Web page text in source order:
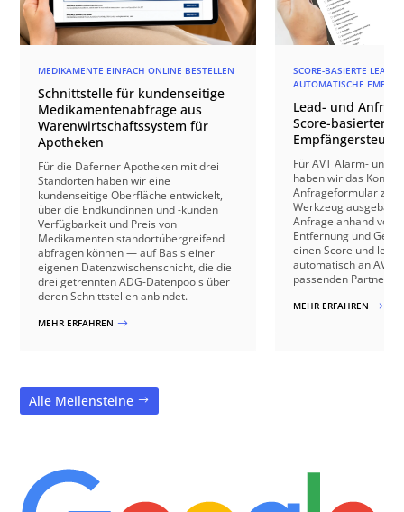
MEDIKAMENTE EINFACH ONLINE BESTELLEN
Schnittstelle für kundenseitige
Medikamentenabfrage aus
Warenwirtschaftssystem für
Apotheken
Für die Daferner Apotheken mit drei
Standorten haben wir eine
kundenseitige Oberfläche entwickelt,
über die Endkundinnen und -kunden
Verfügbarkeit und Preis von
Medikamenten standortübergreifend
abfragen können — auf Basis einer
eigenen Datenzwischenschicht, die die
drei getrennten ADG-Datenpools über
deren Schnittstellen anbindet.
MEHR ERFAHREN $
SCORE-BASIERTE LEAD-
AUTOMATISCHE
Lead- und
Score-basierter
Für AVT Alarm- und
haben wir das
Anfrageformular zu
Werkzeug
Anfrage anhand von
Entfernung und
einen Score und
automatisch an AVT
passenden
MEHR ERFAHREN $
Alle Meilensteine